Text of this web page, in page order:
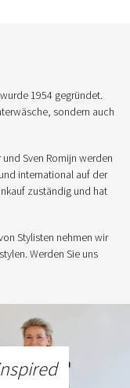
1954 gegründet.
sondern auch
Sven Romijn werden
international auf der
zuständig und hat
Stylisten nehmen wir
Werden Sie uns